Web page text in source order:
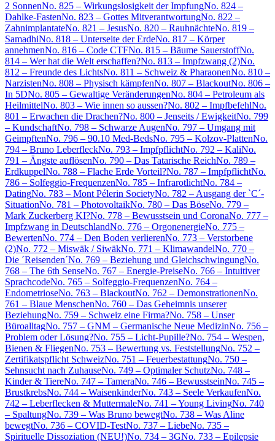
2 SonnenNo. 825 – Wirkungslosigkeit der ImpfungNo. 824 –
Dahlke-FastenNo. 823 – Gottes MitverantwortungNo. 822 –
ZahnimplantateNo. 821 – JesusNo. 820 – RauhnächteNo. 819 –
SamadhiNo. 818 – Unterseite der ErdeNo. 817 – Körper
annehmenNo. 816 – Code CTFNo. 815 – Bäume SauerstoffNo.
814 – Wer hat die Welt erschaffen?No. 813 – Impfzwang (2)No.
812 – Freunde des LichtsNo. 811 – Schweiz & PharaonenNo. 810 –
NarzistenNo. 808 – Physisch kämpfenNo. 807 – BlackoutNo. 806 –
In 5DNo. 805 – Gewaltige VeränderungenNo. 804 – Petroleum als
HeilmittelNo. 803 – Wie innen so aussen?No. 802 – ImpfbefehlNo.
801 – Erwachen die Drachen?No. 800 – Jenseits / EwigkeitNo. 799
– KundschaftNo. 798 – Schwarze AugenNo. 797 – Umgang mit
GeimpftenNo. 796 – 90.10 Med-BedsNo. 795 – Kolzov-PlattenNo.
794 – Bruno LeberfleckNo. 793 – ImpfpflichtNo. 792 – KaliNo.
791 – Ängste auflösenNo. 790 – Das Tatarische ReichNo. 789 –
ErdkuppelNo. 788 – Flache Erde Vorteil?No. 787 – ImpfpflichtNo.
786 – Solfeggio-FrequenzenNo. 785 – InfrarotlichtNo. 784 –
DatingNo. 783 – Mont Pélerin SocietyNo. 782 – Ausgang der `C´-
SituationNo. 781 – PhotovoltaikNo. 780 – Das BöseNo. 779 –
Mark Zuckerberg KI?No. 778 – Bewusstsein und CoronaNo. 777 –
Impfzwang in DeutschlandNo. 776 – OrgonenergieNo. 775 –
BewertenNo. 774 – Den Boden verlierenNo. 773 – Verstorbene
(2)No. 772 – Miswäk / SiwäkNo. 771 – KlimawandelNo. 770 –
Die ´Reisenden´No. 769 – Beziehung und GleichschwingungNo.
768 – The 6th SenseNo. 767 – Energie-PreiseNo. 766 – Intuitiver
SprachcodeNo. 765 – Solfeggio-FrequenzenNo. 764 –
EndometrioseNo. 763 – BlackoutNo. 762 – DemonstrationenNo.
761 – Blaue MenschenNo. 760 – Das Geheimnis unserer
BeziehungNo. 759 – Schweiz eine Firma?No. 758 – Unser
BüroalltagNo. 757 – GNM – Germanische Neue MedizinNo. 756 –
Problem oder Lösung?No. 755 – Licht-Pupille?No. 754 – Wespen,
Bienen & FliegenNo. 753 – Bewertung vs. FeststellungNo. 752 –
Zertifikatspflicht SchweizNo. 751 – FeuerbestattungNo. 750 –
Sehnsucht nach ZuhauseNo. 749 – Optimaler SchutzNo. 748 –
Kinder & TiereNo. 747 – TameraNo. 746 – BewusstseinNo. 745 –
BrustkrebsNo. 744 – WaisenkinderNo. 743 – Seele VerkaufenNo.
742 – Leberflecken & MuttermaleNo. 741 – Young LivingNo. 740
– SpaltungNo. 739 – Was Bruno bewegtNo. 738 – Was Aline
bewegtNo. 736 – COVID-TestNo. 737 – LiebeNo. 735 –
Spirituelle Dissoziation (NEU!)No. 734 – 3GNo. 733 – Epilepsie